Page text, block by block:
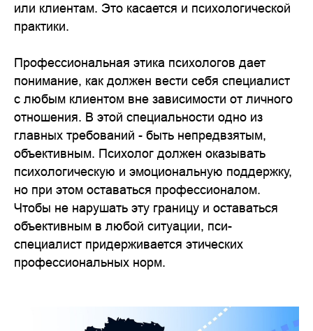
или клиентам. Это касается и психологической
практики.
Профессиональная этика психологов дает
понимание, как должен вести себя специалист
с любым клиентом вне зависимости от личного
отношения. В этой специальности одно из
главных требований - быть непредвзятым,
объективным. Психолог должен оказывать
психологическую и эмоциональную поддержку,
но при этом оставаться профессионалом.
Чтобы не нарушать эту границу и оставаться
объективным в любой ситуации, пси-
специалист придерживается этических
профессиональных норм.